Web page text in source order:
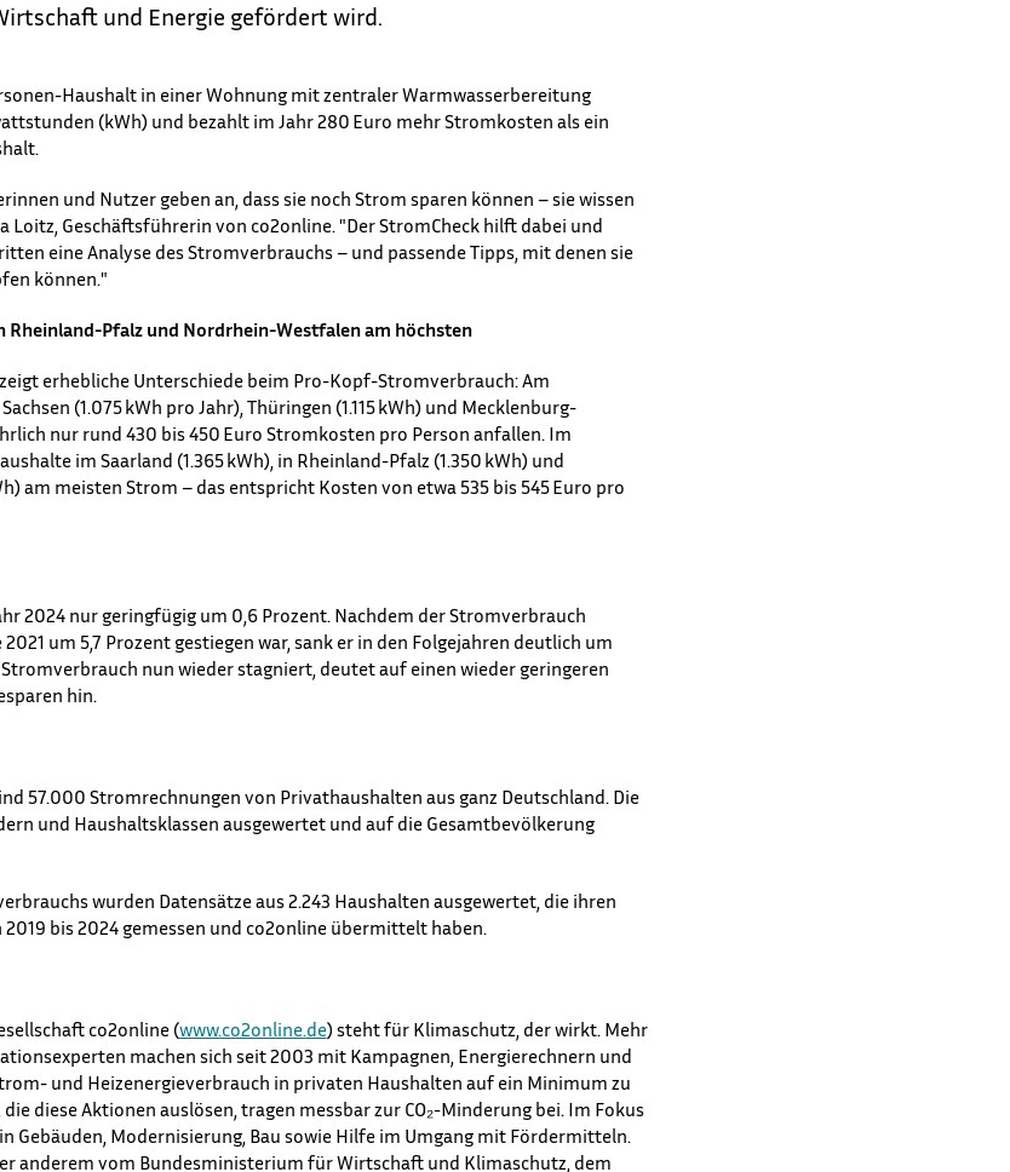
und Energie gefördert wird.
Haushalt in einer Wohnung mit zentraler Warmwasserbereitung
(kWh) und bezahlt im Jahr 280 Euro mehr Stromkosten als ein
und Nutzer geben an, dass sie noch Strom sparen können – sie wissen
Loitz, Geschäftsführerin von co2online. "Der StromCheck hilft dabei und
eine Analyse des Stromverbrauchs – und passende Tipps, mit denen sie
können."
Rheinland-Pfalz und Nordrhein-Westfalen am höchsten
erhebliche Unterschiede beim Pro-Kopf-Stromverbrauch: Am
(1.075 kWh pro Jahr), Thüringen (1.115 kWh) und Mecklenburg-
nur rund 430 bis 450 Euro Stromkosten pro Person anfallen. Im
im Saarland (1.365 kWh), in Rheinland-Pfalz (1.350 kWh) und
am meisten Strom – das entspricht Kosten von etwa 535 bis 545 Euro pro
2024 nur geringfügig um 0,6 Prozent. Nachdem der Stromverbrauch
um 5,7 Prozent gestiegen war, sank er in den Folgejahren deutlich um
Stromverbrauch nun wieder stagniert, deutet auf einen wieder geringeren
hin.
57.000 Stromrechnungen von Privathaushalten aus ganz Deutschland. Die
und Haushaltsklassen ausgewertet und auf die Gesamtbevölkerung
wurden Datensätze aus 2.243 Haushalten ausgewertet, die ihren
bis 2024 gemessen und co2online übermittelt haben.
co2online (www.co2online.de) steht für Klimaschutz, der wirkt. Mehr
machen sich seit 2003 mit Kampagnen, Energierechnern und
und Heizenergieverbrauch in privaten Haushalten auf ein Minimum zu
diese Aktionen auslösen, tragen messbar zur CO₂-Minderung bei. Im Fokus
Gebäuden, Modernisierung, Bau sowie Hilfe im Umgang mit Fördermitteln.
anderem vom Bundesministerium für Wirtschaft und Klimaschutz, dem